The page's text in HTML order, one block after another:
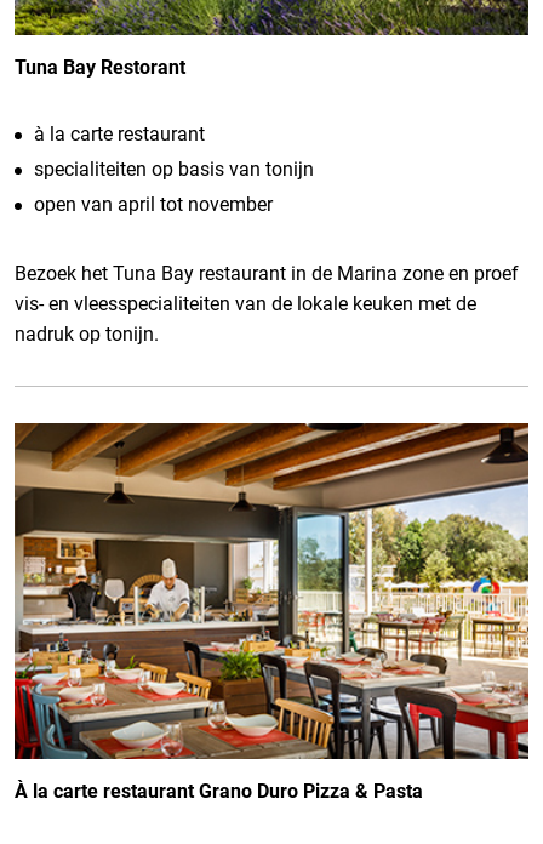
Tuna Bay Restorant
à la carte restaurant
specialiteiten op basis van tonijn
open van april tot november
Bezoek het Tuna Bay restaurant in de Marina zone en proef
vis- en vleesspecialiteiten van de lokale keuken met de
nadruk op tonijn.
À la carte restaurant Grano Duro Pizza & Pasta